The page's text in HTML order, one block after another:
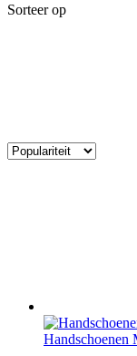
Sorteer op